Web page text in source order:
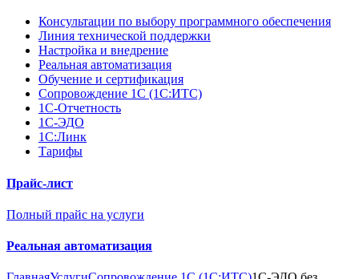
Консультации по выбору программного обеспечения
Линия технической поддержки
Настройка и внедрение
Реальная автоматизация
Обучение и сертификация
Сопровождение 1С (1С:ИТС)
1С-Отчетность
1С-ЭДО
1С:Линк
Тарифы
Прайс-лист
Полный прайс на услуги
Реальная автоматизация